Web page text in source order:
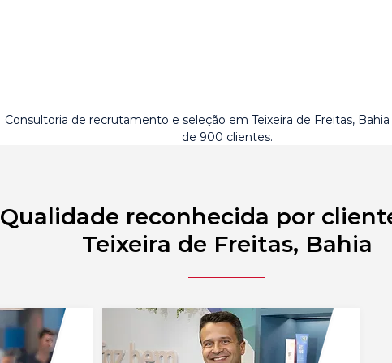
Consultoria de recrutamento e seleção em Teixeira de Freitas,
de 900 clientes.
Qualidade reconhecida por
Teixeira de Freitas, Bahia